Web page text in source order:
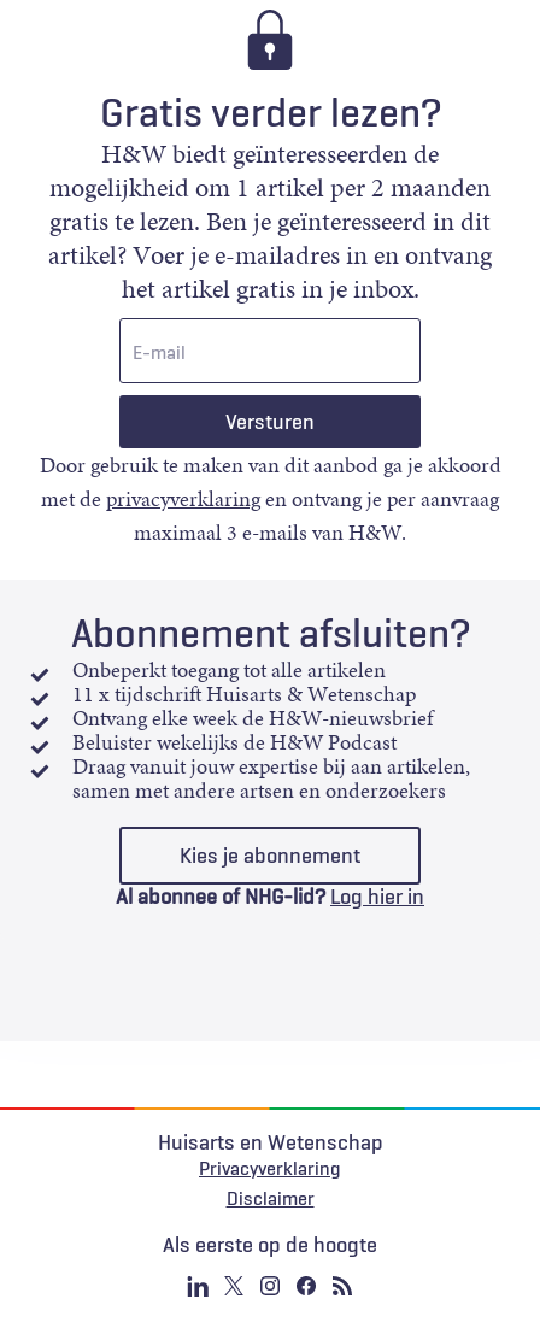
Gratis verder lezen?
H&W biedt geïnteresseerden de
mogelijkheid om 1 artikel per 2 maanden
gratis te lezen. Ben je geïnteresseerd in dit
artikel? Voer je e-mailadres in en ontvang
het artikel gratis in je inbox.
Door gebruik te maken van dit aanbod ga je akkoord
met deprivacyverklaringen ontvang je per aanvraag
maximaal 3 e-mails van H&W.
Abonnement afsluiten?
Onbeperkt toegang tot alle artikelen
11 x tijdschrift Huisarts & Wetenschap
Ontvang elke week de H&W-nieuwsbrief
Beluister wekelijks de H&W Podcast
Draag vanuit jouw expertise bij aan artikelen,
samen met andere artsen en onderzoekers
Kies je abonnement
Al abonnee of NHG-lid? Log hier in
Huisarts en Wetenschap
Privacyverklaring
Voet
Disclaimer
Als eerste op de hoogte